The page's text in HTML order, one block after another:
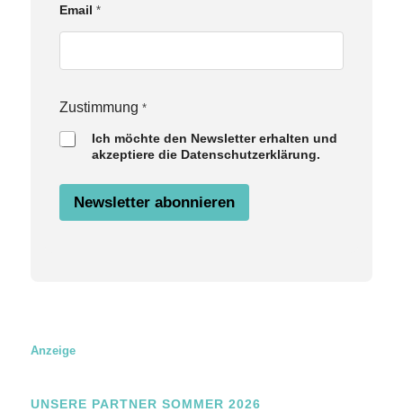
Email *
Z
m
u
m
l
Zustimmung *
Ich möchte den Newsletter erhalten und
akzeptiere die Datenschutzerklärung.
Newsletter abonnieren
Anzeige
UNSERE PARTNER SOMMER 2026